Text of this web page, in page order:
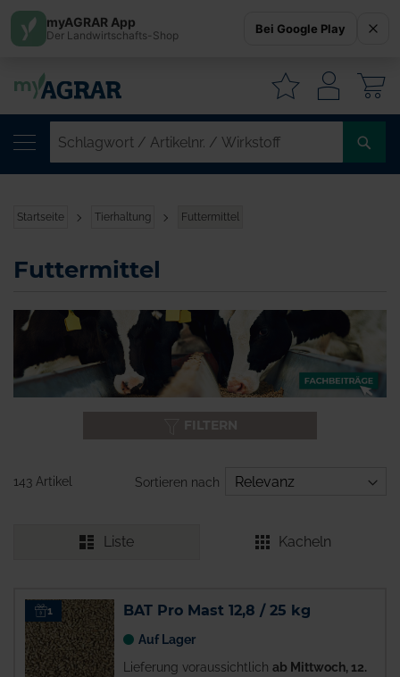
Startseite Tierhaltung Futtermittel
Futtermittel
143 Artikel Sortieren nach
Liste Kacheln
1 BAT Pro Mast 12,8 / 25 kg
Auf Lager
Lieferung voraussichtlich ab Mittwoch, 12.
myAGRAR App
Der Landwirtschafts-Shop Bei Google Play